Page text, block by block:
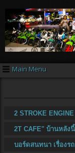
Main Menu
2 STROKE
2T CAFE" บ้านหลัง
บอร์ดสนทนา เรื่องร